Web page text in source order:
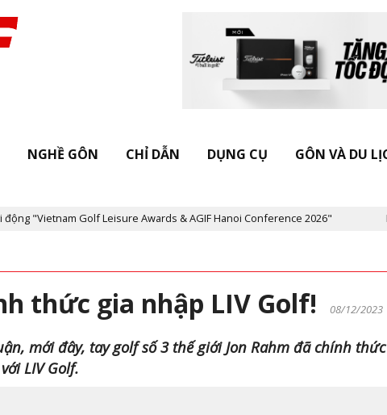
NGHỀ GÔN CHỈ DẪN DỤNG CỤ GÔN VÀ DU
Golf Leisure Awards & AGIF Hanoi Conference 2026" Kỷ niệm 20
thức gia nhập LIV Golf! 08/12/2023
mới đây, tay golf số 3 thế giới Jon Rahm đã chính thức
LIV Golf.